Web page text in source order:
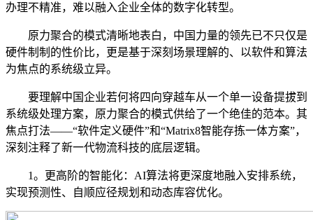
办理不精准，难以融入企业全体的数字化转型。
原力聚合的模式清晰地表白，中国力量的领先已不只仅是
硬件制制的性价比，更是基于深刻场景理解的、以软件和算法
为焦点的系统级立异。
要理解中国企业若何将四向穿越车从一个单一设备提拔到
系统级处理方案，原力聚合的模式供给了一个绝佳的范本。其
焦点打法——“软件定义硬件”和“Matrix8智能存拣一体方案”，
深刻注释了新一代物流科技的底层逻辑。
1。更高阶的智能化：AI算法将更深度地融入安排系统，
实现预测性、自顺应径规划和动态库容优化。